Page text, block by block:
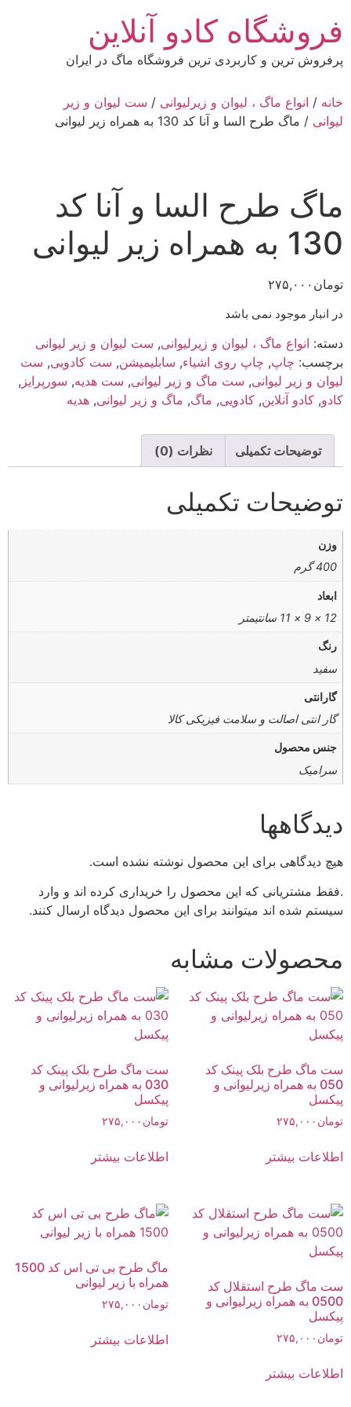
محتوا
فروشگاه کادو آنلاین
پرفروش ترین و کاربردی ترین فروشگاه ماگ در ایران
خانه / انواع ماگ ، لیوان و زیرلیوانی / ست لیوان و زیر
لیوانی / ماگ طرح السا و آنا کد 130 به همراه زیر لیوانی
ماگ طرح السا و آنا کد
130 به همراه زیر لیوانی
تومان ۲۷۵,۰۰۰
در انبار موجود نمی باشد
دسته: انواع ماگ ، لیوان و زیرلیوانی, ست لیوان و زیر لیوانی
برچسب: چاپ, چاپ روی اشیاء, سابلیمیشن, ست کادویی, ست
لیوان و زیر لیوانی, ست ماگ و زیر لیوانی, ست هدیه, سورپرایز ,
کادو, کادو آنلاین, کادویی, ماگ, ماگ و زیر لیوانی, هدیه
توضیحات تکمیلی نظرات (0)
توضیحات تکمیلی
وزن
400 گرم
ابعاد
12 × 9 × 11 سانتیمتر
رنگ
سفید
گارانتی
گار انتی اصالت و سلامت فیزیکی کالا
جنس محصول
سرامیک
دیدگاهها
هیچ دیدگاهی برای این محصول نوشته نشده است.
.فقط مشتریانی که این محصول را خریداری کرده اند و وارد
سیستم شده اند میتوانند برای این محصول دیدگاه ارسال کنند.
محصولات مشابه
ست ماگ طرح بلک پینک کد
050 به همراه زیرلیوانی و
پیکسل
تومان ۲۷۵,۰۰۰
اطلاعات بیشتر
ست ماگ طرح بلک پینک کد
030 به همراه زیرلیوانی و
پیکسل
تومان ۲۷۵,۰۰۰
اطلاعات بیشتر
ست ماگ طرح استقلال کد
0500 به همراه زیرلیوانی و
پیکسل
تومان ۲۷۵,۰۰۰
اطلاعات بیشتر
ماگ طرح بی تی اس کد 1500
همراه با زیر لیوانی
تومان ۲۷۵,۰۰۰
اطلاعات بیشتر